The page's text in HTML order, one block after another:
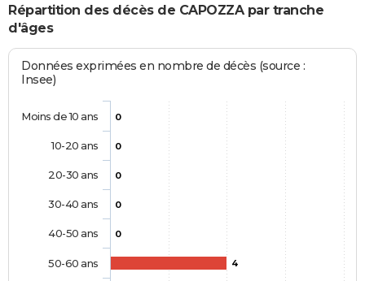
Répartition des décès de CAPOZZA par tranche
d'âges
Données exprimées en nombre de décès (source :
Insee)
0
0
0
0
0
4
Moins de 10 ans
10-20 ans
20-30 ans
30-40 ans
40-50 ans
50-60 ans